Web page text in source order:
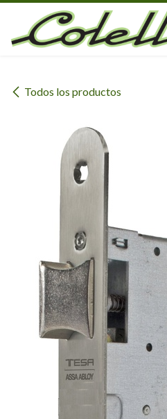
Ir al contenido
Todos los productos